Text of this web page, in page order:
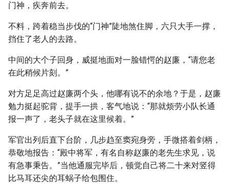
门神，疾奔前去。
不料，跨着稳当步伐的“门神”陡地煞住脚，六只大手一撑，
挡住了老人的去路。
中间的大个子回身，威挺地面对一脸错愕的赵廉，“请您老
在此稍候片刻。”
对方足足高过赵廉两个头，他哪有说不的余地？于是，赵廉
勉力挺起驼背，提手一拱，客气地说：“那就烦劳小队长通
报一声了，老头子就在这里候着。”
军官出列后直下台阶，几步趋至窦宛身旁，手微搭着剑柄，
恭敬地报告：“殿中将军，有名自称赵廉的老先生求见，说
有急事秉告。”当他通服完毕后，顿觉自己将二十来对竖得
比马耳还尖的耳蜗子给包围住。